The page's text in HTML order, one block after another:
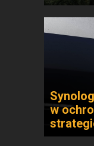
w